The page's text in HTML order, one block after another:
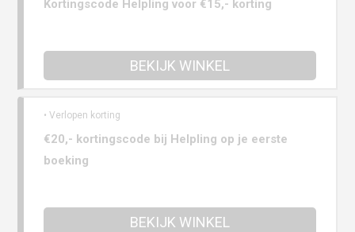
Kortingscode Helpling voor €15,- korting
BEKIJK WINKEL
• Verlopen korting
€20,- kortingscode bij Helpling op je eerste
boeking
BEKIJK WINKEL